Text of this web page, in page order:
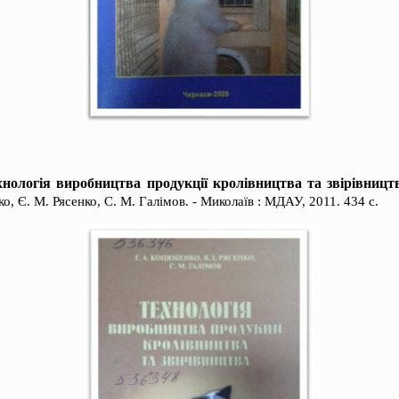
виробництва продукції кролівництва та
Є. М. Рясенко, С. М. Галімов. - Миколаїв : МДАУ, 2011. 434 с.